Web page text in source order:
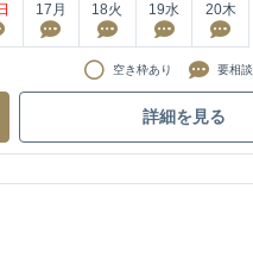
17 月 18火 19水 20木
空き枠あり 要相談
詳細を見る